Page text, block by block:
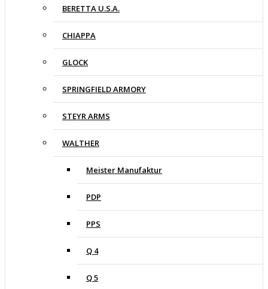
BERETTA U.S.A.
CHIAPPA
GLOCK
SPRINGFIELD ARMORY
STEYR ARMS
WALTHER
Meister Manufaktur
PDP
PPS
Q 4
Q 5